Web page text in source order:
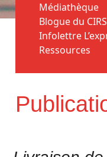
Accueil >
Médiathèque
Blogue du
Infolettre
Ressources